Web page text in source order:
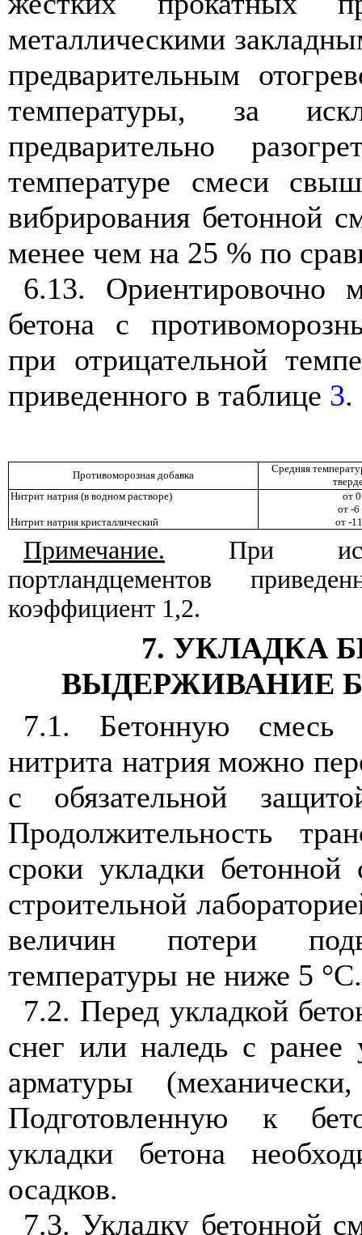
металлическими
предварительным
температуры, за
предварительно
температуре смеси
вибрирования бетонной
менее чем на 25 % по
6.13. Ориентировочно
бетона с
при отрицательной
приведенного в таблице 3.
Противоморозная добавка
Средняя
Нитрит натрия (в водном растворе)
от
от -
Нитрит натрия кристаллический
от -
Примечание. При
портландцементов
коэффициент 1,2.
7. УКЛАДКА
ВЫДЕРЖИВАНИЕ
7.1. Бетонную смесь
нитрита натрия можно
с обязательной
Продолжительность
сроки укладки бетонной
строительной
величин потери
температуры не ниже 5 °С.
7.2. Перед укладкой
снег или наледь с ранее
арматуры
Подготовленную к
укладки бетона
осадков.
7.3. Укладку бетонной